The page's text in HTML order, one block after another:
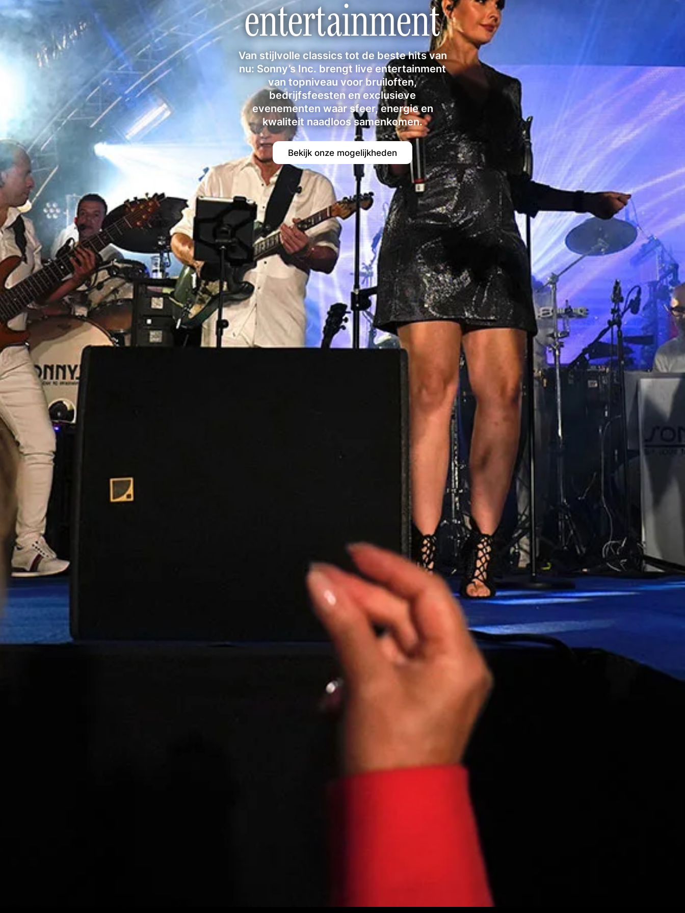
entertainment
Van stijlvolle classics tot de beste hits van
nu: Sonny’s Inc. brengt live entertainment
van topniveau voor bruiloften,
bedrijfsfeesten en exclusieve
evenementen waar sfeer, energie en
kwaliteit naadloos samenkomen.
Bekijk onze mogelijkheden